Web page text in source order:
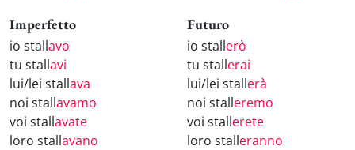
Imperfetto
io stallavo
tu stallavi
lui/lei stallava
noi stallavamo
voi stallavate
loro stallavano
Futuro
io stallerò
tu stallerai
lui/lei stallerà
noi stalleremo
voi stallerete
loro stalleranno